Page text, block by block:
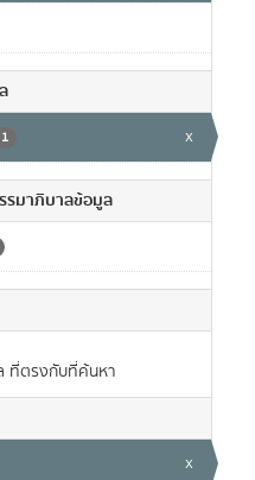
1 x
มาภิบาลข้อมูล
ที่ตรงกับที่ค้นหา
x